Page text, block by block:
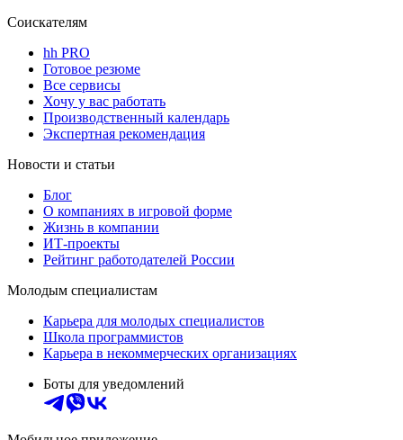
Соискателям
hh PRO
Готовое резюме
Все сервисы
Хочу у вас работать
Производственный календарь
Экспертная рекомендация
Новости и статьи
Блог
О компаниях в игровой форме
Жизнь в компании
ИТ-проекты
Рейтинг работодателей России
Молодым специалистам
Карьера для молодых специалистов
Школа программистов
Карьера в некоммерческих организациях
Боты для уведомлений